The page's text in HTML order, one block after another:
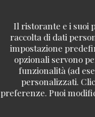
Il ristorante e i suoi
raccolta di dati
impostazione
opzionali servono
funzionalità (ad
personalizzati.
preferenze. Puoi